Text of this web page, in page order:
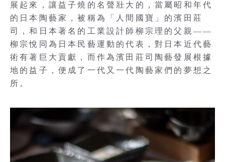
展起來，讓益子燒的名聲壯大的，當屬昭和年代
的日本陶藝家，被稱為「人間國寶」的濱田莊
司，和日本著名的工業設計師柳宗理的父親——
柳宗悅同為日本民藝運動的代表，對日本近代藝
術有著巨大貢獻，而作為濱田莊司陶藝發展根據
地的益子，便成了一代又一代陶藝家們的夢想之
所。